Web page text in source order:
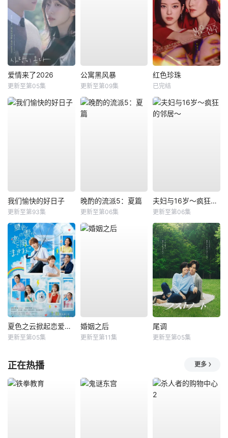
爱情来了2026
更新至第05集
公寓黑风暴
更新至第09集
红色珍珠
已完结
我们愉快的好日子
更新至第93集
晚酌的流派5：夏篇
更新至第06集
夫妇与16岁～疯狂的邻居～
更新至第06集
夏色之云掀起恋爱与风暴
更新至第05集
婚姻之后
更新至第11集
尾调
更新至第05集
正在热播 更多